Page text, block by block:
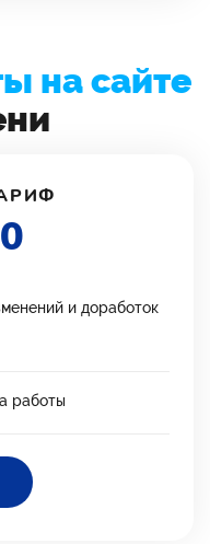
на сайте
и доработок
работы